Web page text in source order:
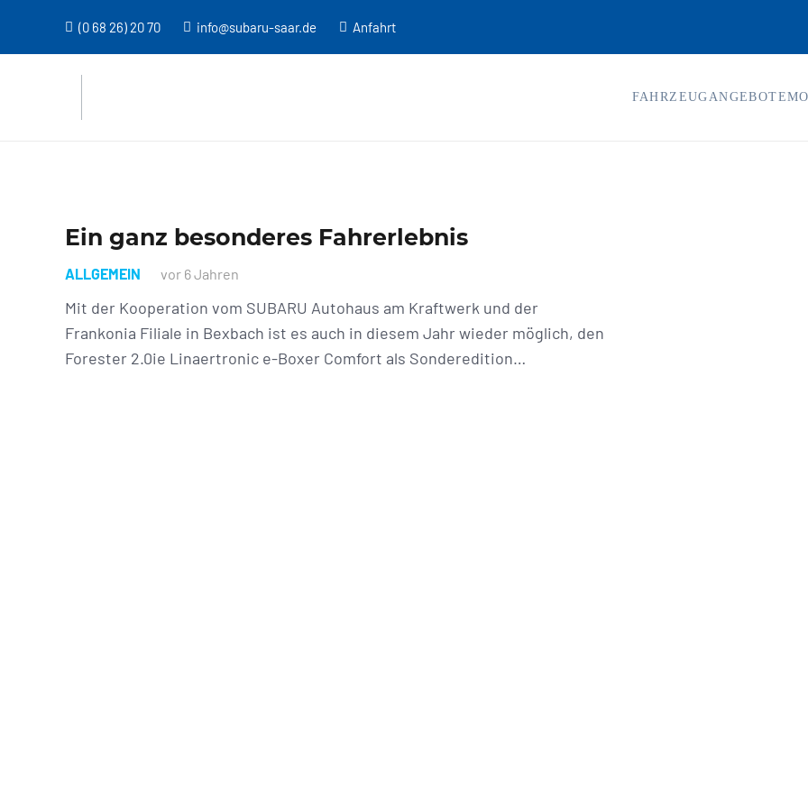
(0 68 26) 20 70 info@subaru-saar.de Anfahrt
FAHRZEUGANGEBOTE
Ein ganz besonderes Fahrerlebnis
ALLGEMEIN vor 6 Jahren
Mit der Kooperation vom SUBARU Autohaus am Kraftwerk und der
Frankonia Filiale in Bexbach ist es auch in diesem Jahr wieder möglich, den
Forester 2.0ie Linaertronic e-Boxer Comfort als Sonderedition…